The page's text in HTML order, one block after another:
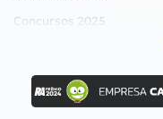
Concursos 2025
Concurso Ibama
Concurso MPU